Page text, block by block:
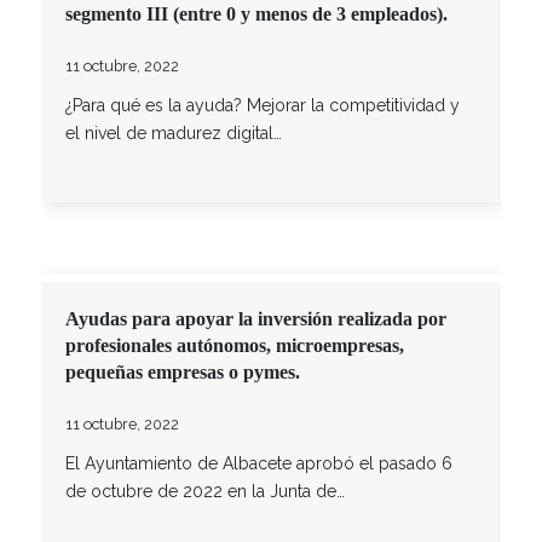
segmento III (entre 0 y menos de 3 empleados).
11 octubre, 2022
¿Para qué es la ayuda? Mejorar la competitividad y
el nivel de madurez digital…
Ayudas para apoyar la inversión realizada por
profesionales autónomos, microempresas,
pequeñas empresas o pymes.
11 octubre, 2022
El Ayuntamiento de Albacete aprobó el pasado 6
de octubre de 2022 en la Junta de…